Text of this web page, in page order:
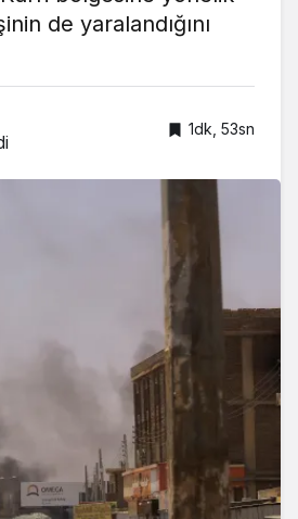
de yaralandığını
1dk, 53sn
Çin-Siyonizm İttifakının
Bilinmeyenleri
Ankara’da Masaya